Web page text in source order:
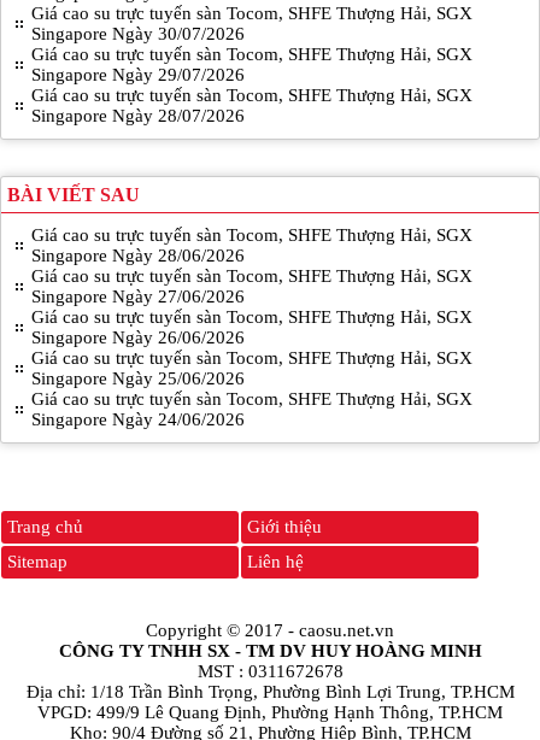
Giá cao su trực tuyến sàn Tocom, SHFE Thượng Hải, SGX
Singapore Ngày 30/07/2026
Giá cao su trực tuyến sàn Tocom, SHFE Thượng Hải, SGX
Singapore Ngày 29/07/2026
Giá cao su trực tuyến sàn Tocom, SHFE Thượng Hải, SGX
Singapore Ngày 28/07/2026
BÀI VIẾT SAU
Giá cao su trực tuyến sàn Tocom, SHFE Thượng Hải, SGX
Singapore Ngày 28/06/2026
Giá cao su trực tuyến sàn Tocom, SHFE Thượng Hải, SGX
Singapore Ngày 27/06/2026
Giá cao su trực tuyến sàn Tocom, SHFE Thượng Hải, SGX
Singapore Ngày 26/06/2026
Giá cao su trực tuyến sàn Tocom, SHFE Thượng Hải, SGX
Singapore Ngày 25/06/2026
Giá cao su trực tuyến sàn Tocom, SHFE Thượng Hải, SGX
Singapore Ngày 24/06/2026
Trang chủ
Giới thiệu
Sitemap
Liên hệ
Copyright © 2017 - caosu.net.vn
CÔNG TY TNHH SX - TM DV HUY HOÀNG MINH
MST : 0311672678
Địa chỉ: 1/18 Trần Bình Trọng, Phường Bình Lợi Trung, TP.HCM
VPGD: 499/9 Lê Quang Định, Phường Hạnh Thông, TP.HCM
Kho: 90/4 Đường số 21, Phường Hiệp Bình, TP.HCM